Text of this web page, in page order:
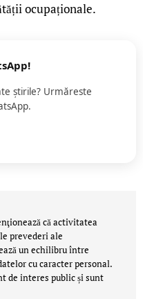
ocupaționale.
știrile? Urmăreste
că activitatea
prevederi ale
un echilibru între
cu caracter personal.
de interes public și sunt